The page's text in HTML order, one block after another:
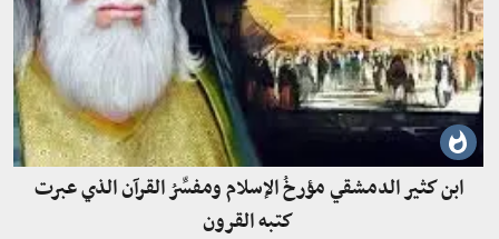
ابن كثير الدمشقي مؤرخُ الإسلام ومفسِّرُ القرآن الذي عبرت
كتبه القرون